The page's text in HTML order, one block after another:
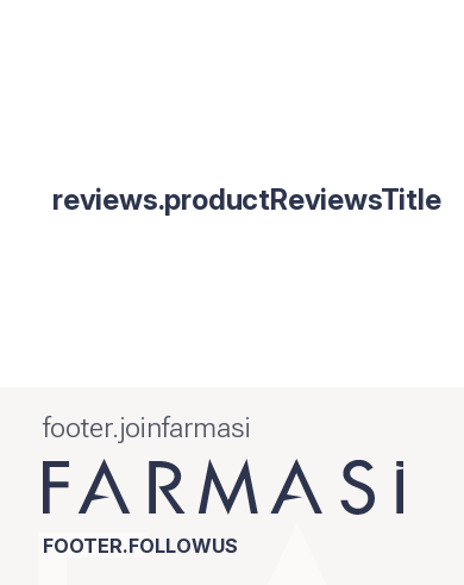
reviews.productReviewsTitle
footer.joinfarmasi
FOOTER.FOLLOWUS